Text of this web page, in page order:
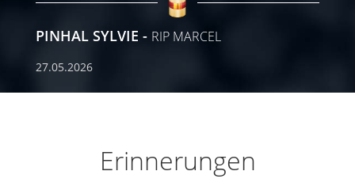
PINHAL SYLVIE RIP MARCEL
27.05.2026
Erinnerungen